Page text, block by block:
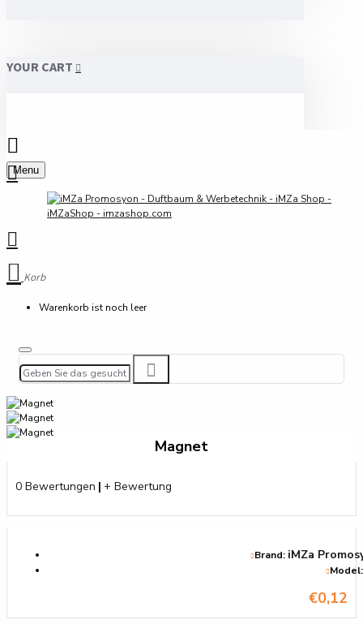
YOUR CART
Menu
Korb
Warenkorb ist noch leer
Magnet
0 Bewertungen | + Bewertung
€0,12
Brand: iMZa
Model: